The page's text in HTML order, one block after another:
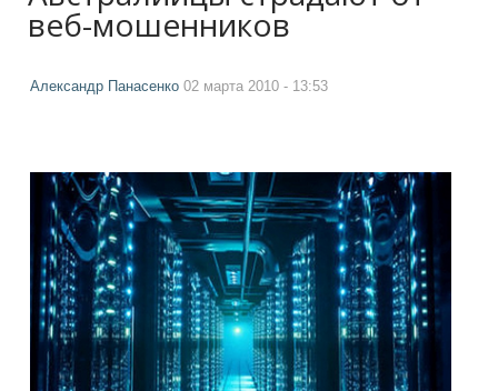
веб-мошенников
Александр Панасенко 02 марта 2010 - 13:53